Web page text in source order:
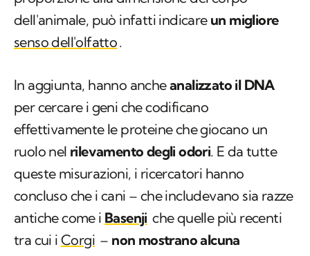
dell'animale, può infatti indicare un migliore
senso dell'olfatto.
In aggiunta, hanno ancheanalizzato il DNA
per cercare i geni che codificano
effettivamente le proteine che giocano un
ruolo nel rilevamento degli odori. E da tutte
queste misurazioni, i ricercatori hanno
concluso che i cani – che includevano sia razze
antiche come i Basenji che quelle più recenti
tra cui iCorgi – non mostrano alcuna